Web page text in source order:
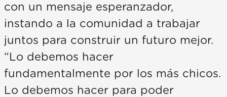
con un mensaje esperanzador,
instando a la comunidad a trabajar
juntos para construir un futuro mejor.
“Lo debemos hacer
fundamentalmente por los más chicos.
Lo debemos hacer para poder